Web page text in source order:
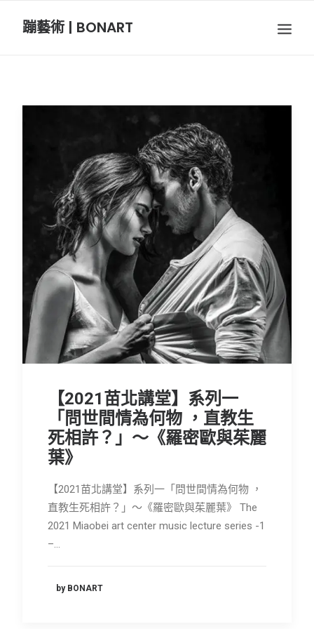
蹦藝術 | BONART
BON插畫
BON旅行
節慶長笛樂團
關於我們
會員專區
SEARCH
【2021苗北講堂】系列一
「問世間情為何物 ，直教生
死相許？」～《羅密歐與茱麗
葉》
【2021苗北講堂】系列一「問世間情為何物 ，
直教生死相許？」～《羅密歐與茱麗葉》 The
2021 Miaobei art center music lecture series -1
–…
by BONART